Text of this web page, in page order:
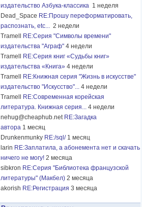
издательство Азбука-классика 1 неделя
Dead_Space RE:Прошу переформатировать,
распознать, etc... 2 недели
Tramell
RE:Серия "Символы времени"
издательства "Аграф" 4 недели
Tramell
RE:Серия книг «Судьбы книг»
издательства «Книга» 4 недели
Tramell
RE:Книжная серия "Жизнь в искусстве"
издательство "Искусство"... 4 недели
Tramell
RE:Современная корейская
литература. Книжная серия... 4 недели
nehug@cheaphub.net RE:Загадка
автора 1 месяц
Drunkenmunky RE:/sql/ 1 месяц
larin RE:Заплатила, а абонемента нет и скачать
ничего не могу! 2 месяца
sibkron RE:Серия "Библиотека французской
литературы" (Макбел) 2 месяца
akorish RE:Регистрация 3 месяца